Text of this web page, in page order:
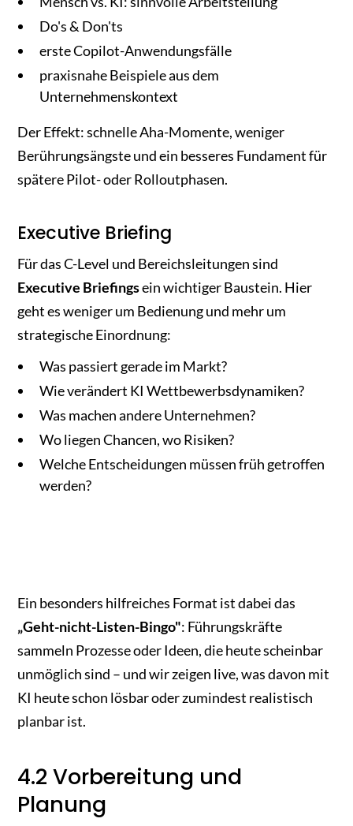
Do's & Don'ts
erste Copilot-Anwendungsfälle
praxisnahe Beispiele aus dem
Unternehmenskontext
Der Effekt: schnelle Aha-Momente, weniger
Berührungsängste und ein besseres Fundament für
spätere Pilot- oder Rolloutphasen.
Executive Briefing
Für das C-Level und Bereichsleitungen sind
Executive Briefingsein wichtiger Baustein. Hier
geht es weniger um Bedienung und mehr um
strategische Einordnung:
Was passiert gerade im Markt?
Wie verändert KI Wettbewerbsdynamiken?
Was machen andere Unternehmen?
Wo liegen Chancen, wo Risiken?
Welche Entscheidungen müssen früh getroffen
werden?
Ein besonders hilfreiches Format ist dabei das
„Geht-nicht-Listen-Bingo": Führungskräfte
sammeln Prozesse oder Ideen, die heute scheinbar
unmöglich sind – und wir zeigen live, was davon mit
KI heute schon lösbar oder zumindest realistisch
planbar ist.
4.2 Vorbereitung und
Planung